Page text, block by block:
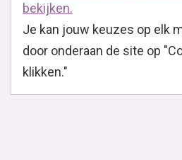
bekijken.
Je kan jouw keuzes op elk
door onderaan de site op
klikken."